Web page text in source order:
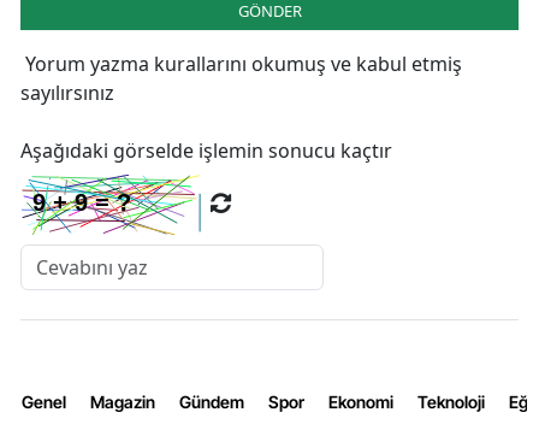
GÖNDER
Yorum yazma kurallarını okumuş ve kabul etmiş
sayılırsınız
Aşağıdaki görselde işlemin sonucu kaçtır
Genel Magazin Gündem Spor Ekonomi Teknoloji